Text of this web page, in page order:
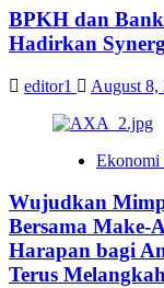
BPKH dan
Hadirkan
editor1 August 8,
Ekonomi
Wujudkan
Bersama
Harapan bagi
Terus